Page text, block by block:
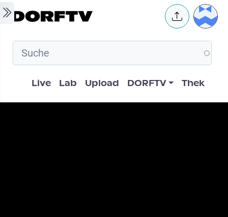
Skip to main content User
Hauptnavigation
Live Lab Upload DORFTV Thek